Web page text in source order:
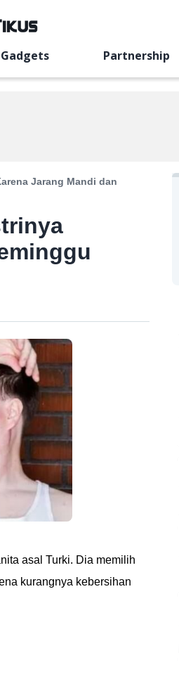
Gadgets Partnership
Jarang Mandi dan
asal Turki. Dia memilih
kurangnya kebersihan